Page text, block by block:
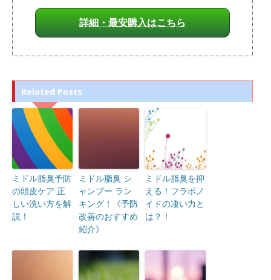
詳細・最安購入はこちら
Related Posts
ミドル脂臭予防
の頭皮ケア 正
しい洗い方を解
説！
ミドル脂臭 シ
ャンプー ラン
キング！《予防
改善のおすすめ
紹介》
ミドル脂臭を抑
える！フラボノ
イドの凄い力と
は？！